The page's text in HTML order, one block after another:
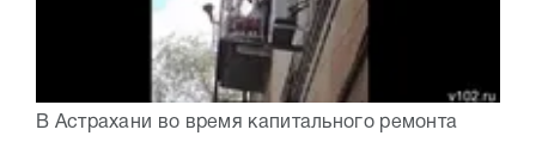
В Астрахани во время капитального ремонта